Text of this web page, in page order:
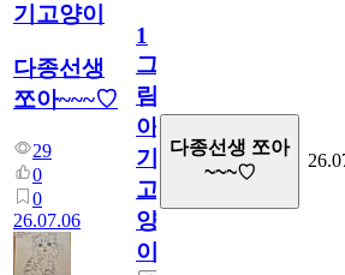
기고양이
다종선생
쪼아~~~♡
29
0
0
26.07.06
1
그
림...
아
기
고
양
이
다종선생 쪼아
~~~♡